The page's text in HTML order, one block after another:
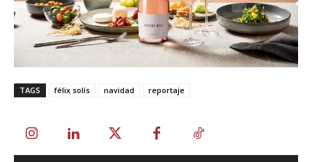
TAGS félix solís navidad reportaje